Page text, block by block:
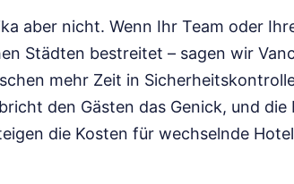
aber nicht. Wenn Ihr Team oder
Städten bestreitet – sagen wir
mehr Zeit in
den Gästen das Genick, und
die Kosten für wechselnde